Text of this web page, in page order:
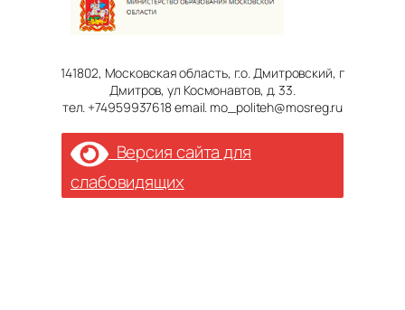
141802, Московская область, г.о. Дмитровский, г
Дмитров, ул Космонавтов, д. 33.
тел. +74959937618 email. mo_politeh@mosreg.ru
Версия сайта для
слабовидящих